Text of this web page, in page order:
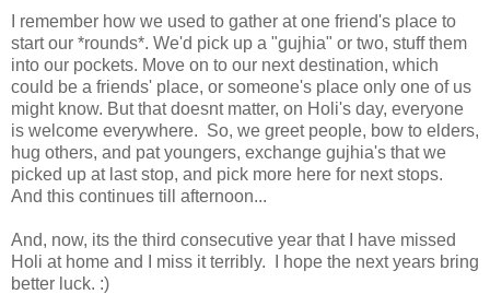
I remember how we used to gather at one friend's place to
start our *rounds*. We'd pick up a "gujhia" or two, stuff them
into our pockets. Move on to our next destination, which
could be a friends' place, or someone's place only one of us
might know. But that doesnt matter, on Holi's day, everyone
is welcome everywhere. So, we greet people, bow to elders,
hug others, and pat youngers, exchange gujhia's that we
picked up at last stop, and pick more here for next stops.
And this continues till afternoon...
And, now, its the third consecutive year that I have missed
Holi at home and I miss it terribly. I hope the next years bring
better luck. :)